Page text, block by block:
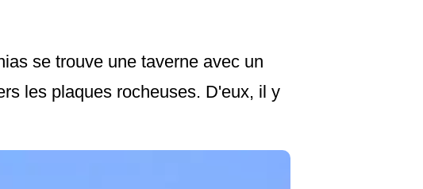
se trouve une taverne avec un
les plaques rocheuses. D'eux, il y